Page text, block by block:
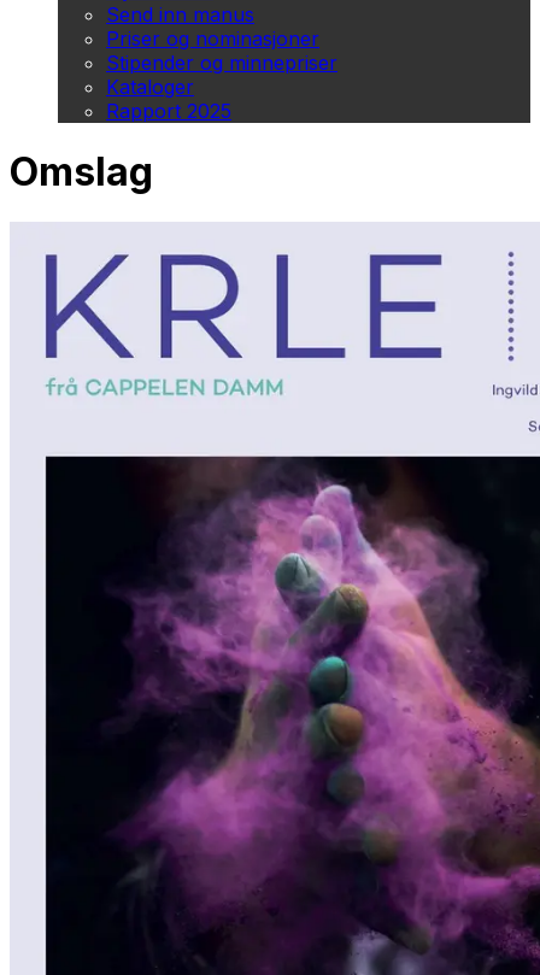
Send inn manus
Priser og nominasjoner
Stipender og minnepriser
Kataloger
Rapport 2025
Omslag